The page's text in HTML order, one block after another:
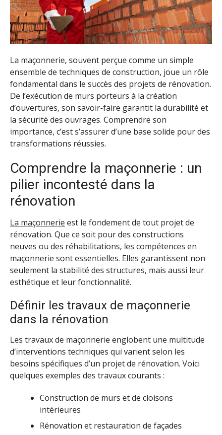
La maçonnerie, souvent perçue comme un simple
ensemble de techniques de construction, joue un rôle
fondamental dans le succès des projets de rénovation.
De l’exécution de murs porteurs à la création
d’ouvertures, son savoir-faire garantit la durabilité et
la sécurité des ouvrages. Comprendre son
importance, c’est s’assurer d’une base solide pour des
transformations réussies.
Comprendre la maçonnerie : un
pilier incontesté dans la
rénovation
La maçonnerie est le fondement de tout projet de
rénovation. Que ce soit pour des constructions
neuves ou des réhabilitations, les compétences en
maçonnerie sont essentielles. Elles garantissent non
seulement la stabilité des structures, mais aussi leur
esthétique et leur fonctionnalité.
Définir les travaux de maçonnerie
dans la rénovation
Les travaux de maçonnerie englobent une multitude
d’interventions techniques qui varient selon les
besoins spécifiques d’un projet de rénovation. Voici
quelques exemples des travaux courants :
Construction de murs et de cloisons
intérieures
Rénovation et restauration de façades